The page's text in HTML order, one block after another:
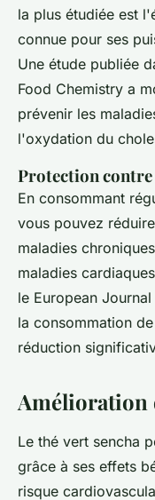
la plus étudiée est l'
connue pour ses
Une étude publiée
Food Chemistry a
prévenir les
l'oxydation du
Protection
En consommant
vous pouvez
maladies
maladies
le European
la consommation
réduction
Amélioration
Le thé vert sencha
grâce à ses effets
risque